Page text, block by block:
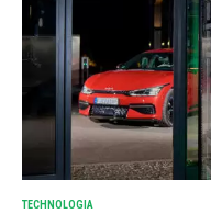
TECHNOLOGIA